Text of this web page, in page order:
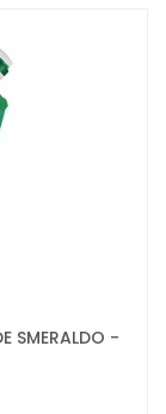
SMERALDO -